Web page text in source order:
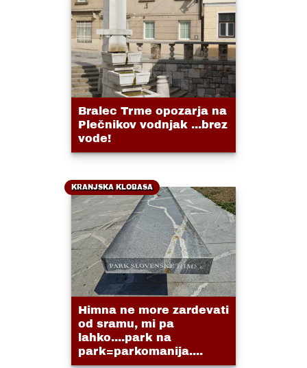
Bralec Trme opozarja na
Plečnikov vodnjak ...brez
vode!
KRANJSKA KLOBASA
Himna ne more zardevati
od sramu, mi pa
lahko....park na
park=parkomanija....